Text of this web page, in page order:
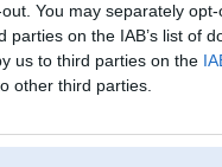
You may separately
on the IAB’s list of
us to third parties on the
other third parties.
牌
forumā]